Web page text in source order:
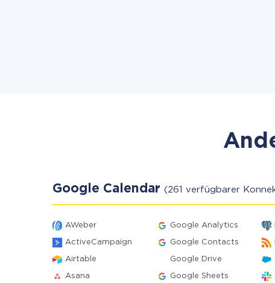
Google Calendar (261 verfügbarer
AWeber Google Analytics
ActiveCampaign Google Contacts
Airtable Google Drive
Asana Google Sheets